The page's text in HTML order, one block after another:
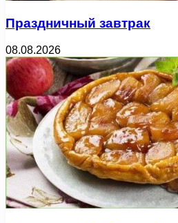
Праздничный завтрак
08.08.2026